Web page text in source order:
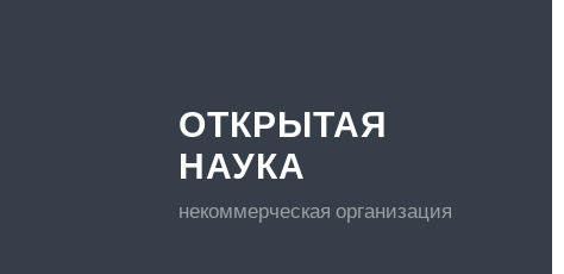
ОТКРЫТАЯ
НАУКА
некоммерческая организация